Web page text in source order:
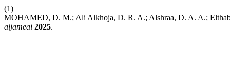
(1)
MOHAMED, D. M.; Ali Alkhoja, D. R. A.; Alshraa, D. A. A.;
aljameai 2025.